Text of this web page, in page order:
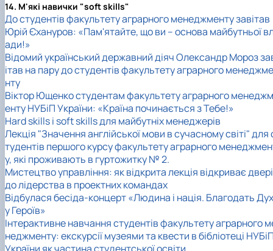
14. М'які навички "soft skills"
До студентів факультету аграрного менеджменту завітав
Юрій Єхануров: «Пам'ятайте, що ви – основа майбутньої
ади!»
Відомий український державний діяч Олександр Мороз
ітав на пару до студентів факультету аграрного менеджме
нту
Віктор Ющенко студентам факультету аграрного менеджм
енту НУБіП України: «Країна починається з Тебе!»
Hard skills і soft skills для майбутніх менеджерів
Лекція "Значення англійської мови в сучасному світі" для
тудентів першого курсу факультету аграрного
у, які проживають в гуртожитку № 2.
Мистецтво управління: як відкрита лекція відкриває двері
до лідерства в проектних командах
Відбулася бесіда-концерт «Людина і нація. Благодать Дух
у Героїв»
Інтерактивне навчання студентів факультету аграрного
неджменту: екскурсії музеями та квести в бібліотеці